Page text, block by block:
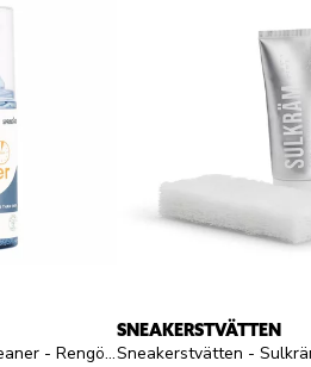
Springyard - Shoe Cleaner - Rengöringsgel
SNEAKERSTVÄTTEN